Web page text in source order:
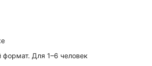
Для 1–6 человек